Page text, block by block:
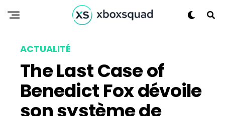
ACTUALITÉ
The Last Case of
Benedict Fox dévoile
son système de